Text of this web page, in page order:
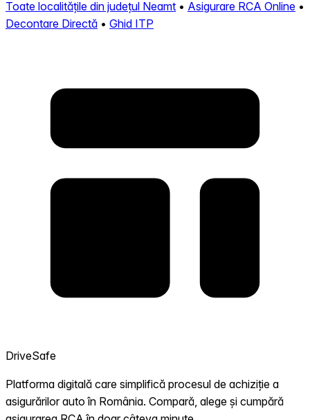
Toate localitățile din județul Neamt • Asigurare RCA Online •
Decontare Directă • Ghid ITP
DriveSafe
Platforma digitală care simplifică procesul de achiziție a
asigurărilor auto în România. Compară, alege și cumpără